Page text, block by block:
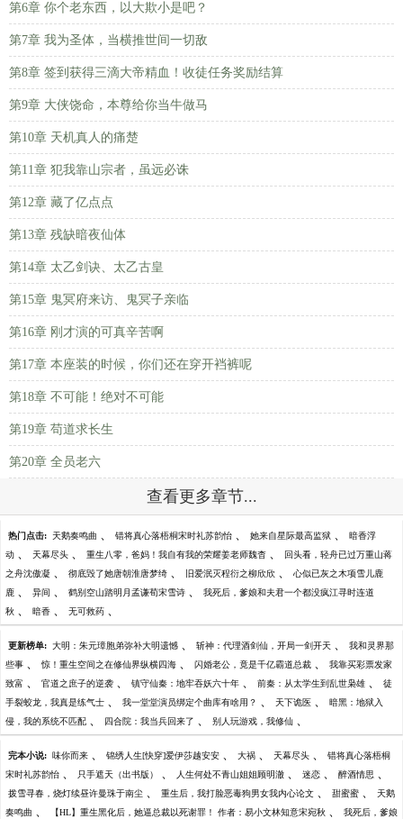
第6章 你个老东西，以大欺小是吧？
第7章 我为圣体，当横推世间一切敌
第8章 签到获得三滴大帝精血！收徒任务奖励结算
第9章 大侠饶命，本尊给你当牛做马
第10章 天机真人的痛楚
第11章 犯我靠山宗者，虽远必诛
第12章 藏了亿点点
第13章 残缺暗夜仙体
第14章 太乙剑诀、太乙古皇
第15章 鬼冥府来访、鬼冥子亲临
第16章 刚才演的可真辛苦啊
第17章 本座装的时候，你们还在穿开裆裤呢
第18章 不可能！绝对不可能
第19章 苟道求长生
第20章 全员老六
查看更多章节...
热门点击: 天鹅奏鸣曲 、 错将真心落梧桐宋时礼苏韵怡 、 她来自星际最高监狱 、 暗香浮
动 、 天幕尽头 、 重生八零，爸妈！我自有我的荣耀姜老师魏杳 、 回头看，轻舟已过万重山蒋
之舟沈傲凝 、 彻底毁了她唐朝淮唐梦绮 、 旧爱泯灭程衍之柳欣欣 、 心似已灰之木项雪儿鹿
鹿 、 异间 、 鹤别空山踏明月孟谦荀宋雪诗 、 我死后，爹娘和夫君一个都没疯江寻时连道
秋 、 暗香 、 无可救药 、
更新榜单: 大明：朱元璋胞弟弥补大明遗憾 、 斩神：代理酒剑仙，开局一剑开天 、 我和灵界那
些事 、 惊！重生空间之在修仙界纵横四海 、 闪婚老公，竟是千亿霸道总裁 、 我靠买彩票发家
致富 、 官道之庶子的逆袭 、 镇守仙秦：地牢吞妖六十年 、 前秦：从太学生到乱世枭雄 、 徒
手裂蛟龙，我真是练气士 、 我一堂堂演员绑定个曲库有啥用？ 、 天下诡医 、 暗黑：地狱入
侵，我的系统不匹配 、 四合院：我当兵回来了 、 别人玩游戏，我修仙 、
完本小说: 味你而来 、 锦绣人生[快穿]爱伊莎越安安 、 大祸 、 天幕尽头 、 错将真心落梧桐
宋时礼苏韵怡 、 只手遮天（出书版） 、 人生何处不青山姐姐顾明澈 、 迷恋 、 醉酒情思 、
拨雪寻春，烧灯续昼许曼珠于南尘 、 重生后，我打脸恶毒狗男女我内心论文 、 甜蜜蜜 、 天鹅
奏鸣曲 、 【HL】重生黑化后，她逼总裁以死谢罪！ 作者：易小文林知意宋宛秋 、 我死后，爹娘